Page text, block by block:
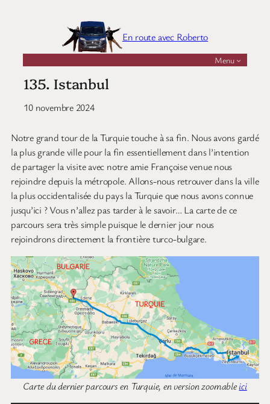
En route avec Roberto
Menu
135. Istanbul
10 novembre 2024
Notre grand tour de la Turquie touche à sa fin. Nous avons gardé
la plus grande ville pour la fin essentiellement dans l’intention
de partager la visite avec notre amie Françoise venue nous
rejoindre depuis la métropole. Allons-nous retrouver dans la ville
la plus occidentalisée du pays la Turquie que nous avons connue
jusqu’ici ? Vous n’allez pas tarder à le savoir… La carte de ce
parcours sera très simple puisque le dernier jour nous
rejoindrons directement la frontière turco-bulgare.
Carte du dernier parcours en Turquie, en version zoomableici